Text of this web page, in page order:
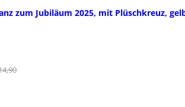
zum Jubiläum 2025, mit Plüschkreuz,